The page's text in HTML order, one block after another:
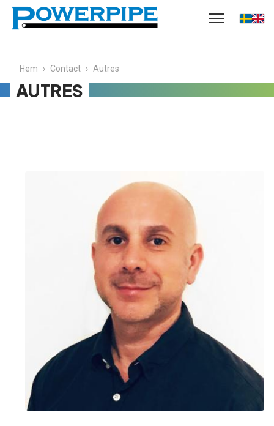
Hem › Contact › Autres
AUTRES